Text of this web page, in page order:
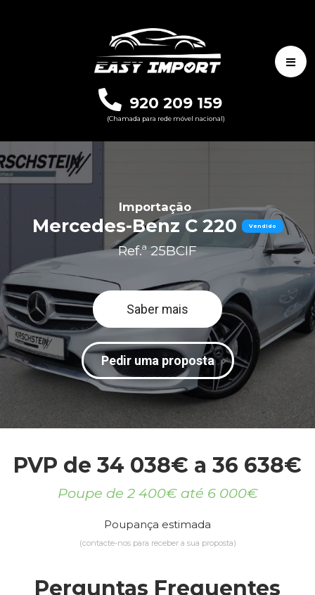
920 209 159
(Chamada para rede móvel nacional)
Importação
Mercedes-Benz C 220 Vendido
Ref.ª 25BCIF
Saber mais
Pedir uma proposta
PVP de 34 038€ a 36 638€
Poupe de 2 400€ até 6 000€
Poupança estimada
(contacte-nos para receber a sua proposta)
Perguntas Frequentes